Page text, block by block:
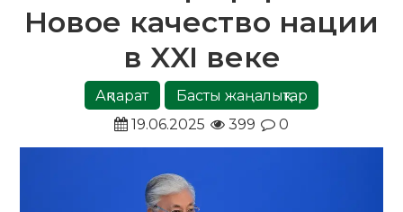
Новое качество нации
в XXI веке
Ақпарат
Басты жаңалықтар
19.06.2025
399 0